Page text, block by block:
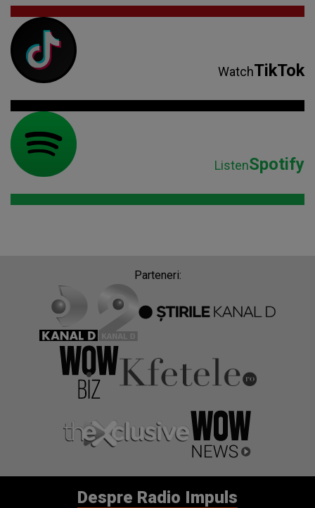
WatchTikTok
ListenSpotify
Parteneri:
Despre Radio Impuls